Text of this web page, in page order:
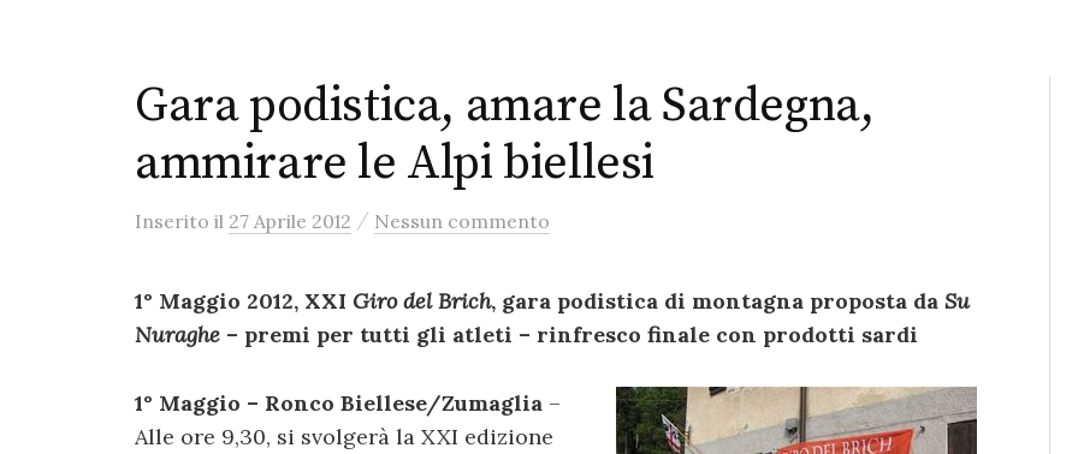
Gara podistica, amare la Sardegna,
ammirare le Alpi biellesi
Inserito il 27 Aprile 2012 / Nessun commento
1° Maggio 2012, XXI Giro del Brich, gara podistica di montagna proposta da Su
Nuraghe – premi per tutti gli atleti – rinfresco finale con prodotti sardi
1° Maggio – Ronco Biellese/Zumaglia –
Alle ore 9,30, si svolgerà la XXI edizione